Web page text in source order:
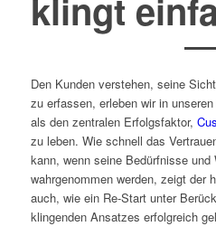
klingt
Den Kunden verstehen, seine
zu erfassen, erleben wir in
als den zentralen Erfolgsfaktor,
zu leben. Wie schnell das
kann, wenn seine Bedürfnisse und
wahrgenommen werden, zeigt der
auch, wie ein Re-Start unter
klingenden Ansatzes erfolgreich